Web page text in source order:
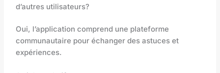
d’autres utilisateurs?
Oui, l’application comprend une plateforme
communautaire pour échanger des astuces et
expériences.